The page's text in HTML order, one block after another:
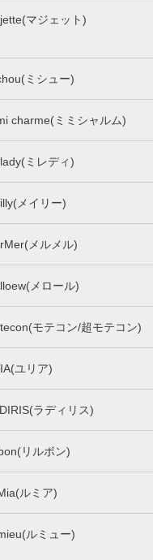
マジェット)
ミシュー)
charme(ミミシャルム)
ミレディ)
メイリー)
メルメル)
メロール)
モテコン/超モテコン)
ユリア)
ラディリス)
リルボン)
ルミア)
ルミュー)